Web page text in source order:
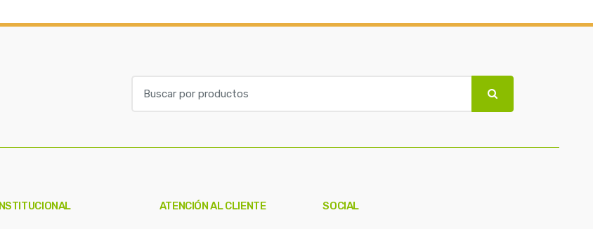
a
INSTITUCIONAL ATENCIÓN AL CLIENTE SOCIAL